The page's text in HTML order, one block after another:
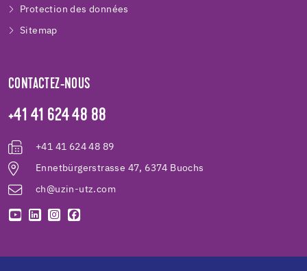
Protection des données
Sitemap
CONTACTEZ-NOUS
+41 41 624 48 88
+41 41 624 48 89
Ennetbürgerstrasse 47, 6374 Buochs
ch@uzin-utz.com